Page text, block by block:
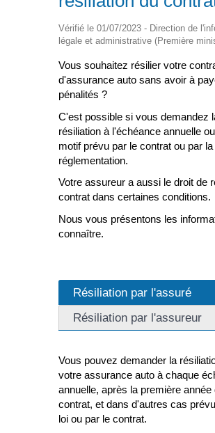
Vérifié le 01/07/2023 - Direction de
légale et administrative (Première
Vous souhaitez résilier votre
d'assurance auto sans avoir à
pénalités ?
C'est possible si vous demandez
résiliation à l'échéance annuelle
motif prévu par le contrat ou par la
réglementation.
Votre assureur a aussi le droit de
contrat dans certaines conditions.
Nous vous présentons les
connaître.
Résiliation par l'assuré
Résiliation par l'assureur
Vous pouvez demander la
votre assurance auto à chaque
annuelle, après la première année
contrat, et dans d'autres cas
loi ou par le contrat.